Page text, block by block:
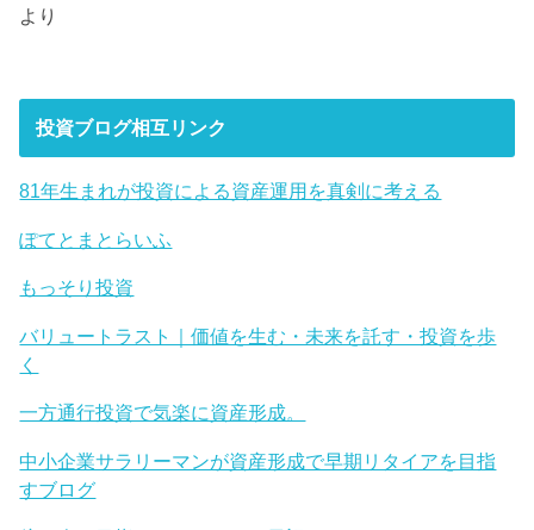
より
投資ブログ相互リンク
81年生まれが投資による資産運用を真剣に考える
ぽてとまとらいふ
もっそり投資
バリュートラスト｜価値を生む・未来を託す・投資を歩
く
一方通行投資で気楽に資産形成。
中小企業サラリーマンが資産形成で早期リタイアを目指
すブログ